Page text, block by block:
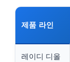
제품 라인
레이디 디올